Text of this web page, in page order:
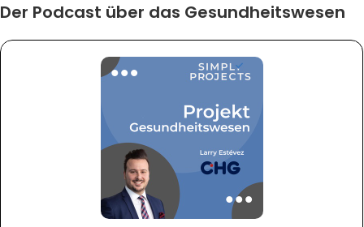
Der Podcast über das Gesundheitswesen